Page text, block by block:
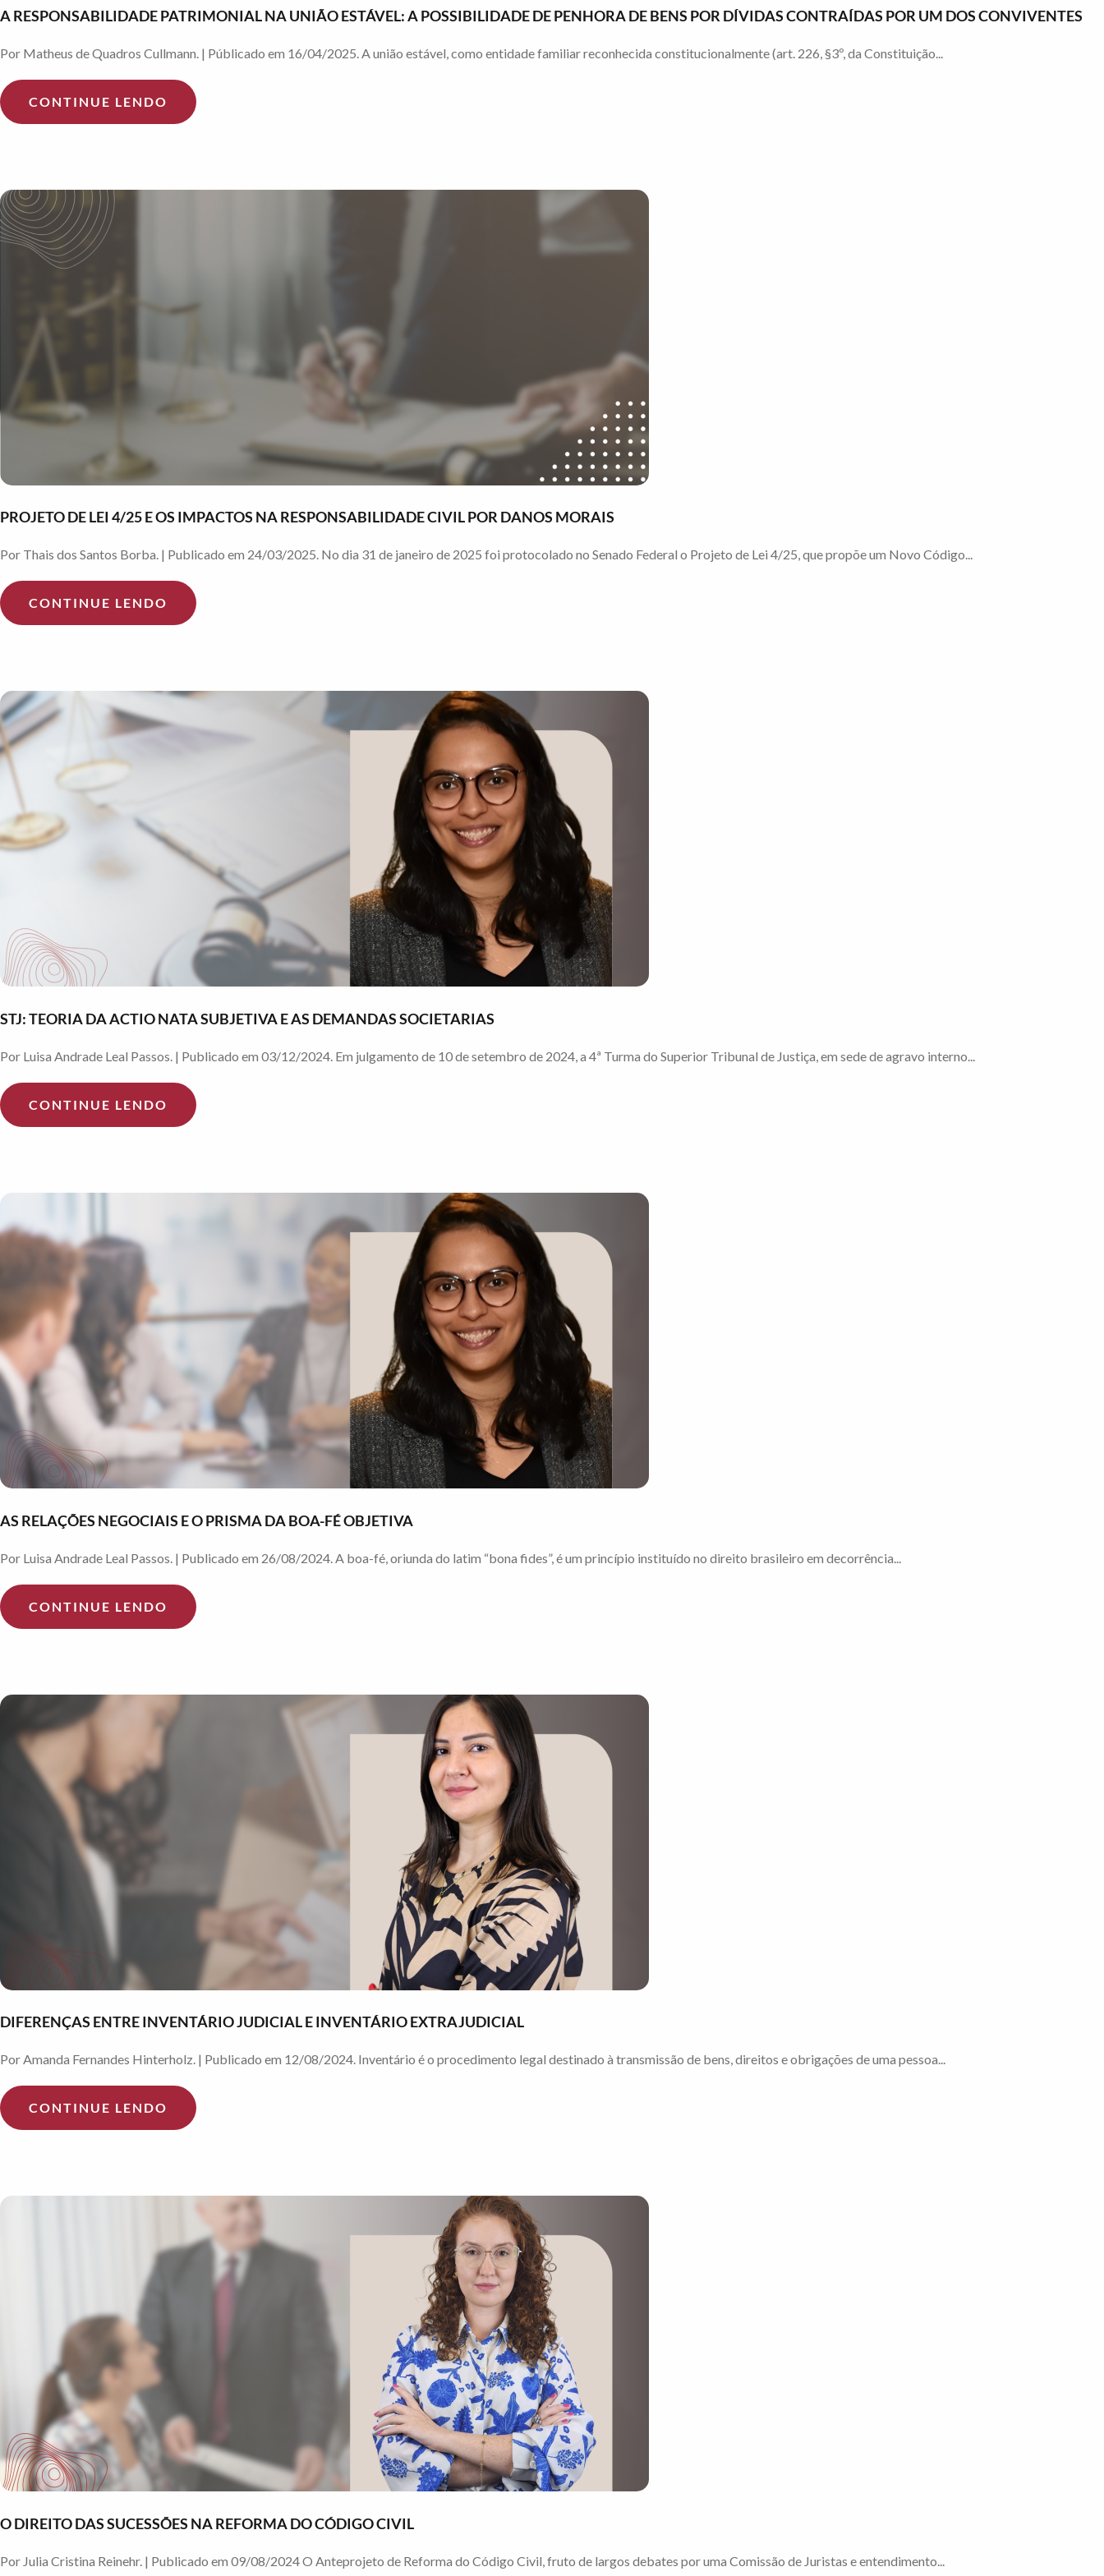
A RESPONSABILIDADE PATRIMONIAL NA UNIÃO ESTÁVEL: A POSSIBILIDADE DE PENHORA DE BENS POR DÍVIDAS CONTRAÍDAS POR UM DOS CONVIVENTES
Por Matheus de Quadros Cullmann. | Públicado em 16/04/2025. A união estável, como entidade familiar reconhecida constitucionalmente (art. 226, §3º, da Constituição...
CONTINUE LENDO
PROJETO DE LEI 4/25 E OS IMPACTOS NA RESPONSABILIDADE CIVIL POR DANOS MORAIS
Por Thais dos Santos Borba. | Publicado em 24/03/2025. No dia 31 de janeiro de 2025 foi protocolado no Senado Federal o Projeto de Lei 4/25, que propõe um Novo Código...
CONTINUE LENDO
STJ: TEORIA DA ACTIO NATA SUBJETIVA E AS DEMANDAS SOCIETARIAS
Por Luisa Andrade Leal Passos. | Publicado em 03/12/2024. Em julgamento de 10 de setembro de 2024, a 4ª Turma do Superior Tribunal de Justiça, em sede de agravo interno...
CONTINUE LENDO
AS RELAÇÕES NEGOCIAIS E O PRISMA DA BOA-FÉ OBJETIVA
Por Luisa Andrade Leal Passos. | Publicado em 26/08/2024. A boa-fé, oriunda do latim “bona fides”, é um princípio instituído no direito brasileiro em decorrência...
CONTINUE LENDO
DIFERENÇAS ENTRE INVENTÁRIO JUDICIAL E INVENTÁRIO EXTRAJUDICIAL
Por Amanda Fernandes Hinterholz. | Publicado em 12/08/2024. Inventário é o procedimento legal destinado à transmissão de bens, direitos e obrigações de uma pessoa...
CONTINUE LENDO
O DIREITO DAS SUCESSÕES NA REFORMA DO CÓDIGO CIVIL
Por Julia Cristina Reinehr. | Publicado em 09/08/2024 O Anteprojeto de Reforma do Código Civil, fruto de largos debates por uma Comissão de Juristas e entendimento...